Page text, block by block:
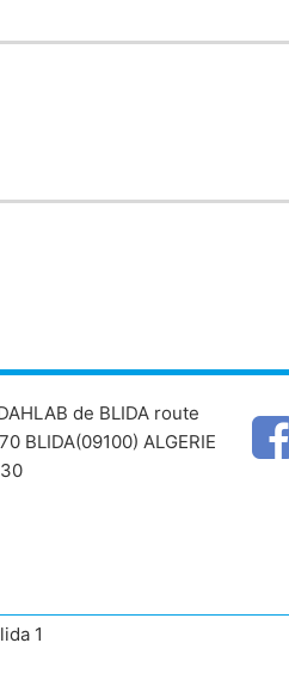
de BLIDA route
BLIDA(09100) ALGERIE
1